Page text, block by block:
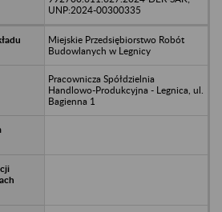
UNP:2024-00300335
Miejskie Przedsiębiorstwo Robót
Budowlanych w Legnicy
Pracownicza Spółdzielnia
Handlowo-Produkcyjna - Legnica, ul.
Bagienna 1